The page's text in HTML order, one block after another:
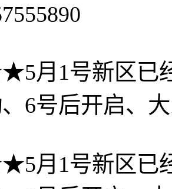
月1号新区已
6号后开启、
月1号新区已